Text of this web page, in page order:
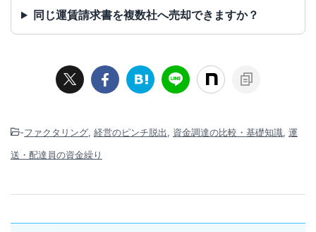
同じ運賃請求書を複数社へ売却できますか？
-ファクタリング, 経営のピンチ脱出, 資金調達の比較・基礎知識, 運
送・配達員の資金繰り